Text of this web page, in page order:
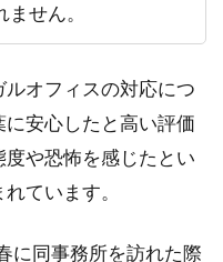
せん。
オフィスの対応につ
安心したと高い評価
や恐怖を感じたとい
ています。
に同事務所を訪れた際